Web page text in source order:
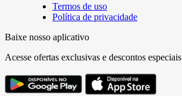
Termos de uso
Política de privacidade
Baixe nosso aplicativo
Acesse ofertas exclusivas e descontos especiais